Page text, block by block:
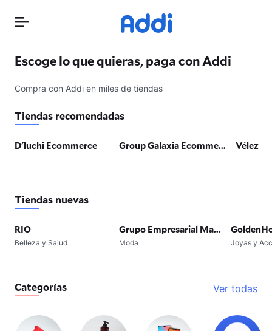
Escoge lo que quieras, paga con Addi
Compra con Addi en miles de tiendas
Tiendas recomendadas
D'luchi Ecommerce Group Galaxia Ecomme... Vélez
Tiendas nuevas
RIO
Belleza y Salud
Grupo Empresarial Ma...
Moda Joyas y
Categorías Ver todas